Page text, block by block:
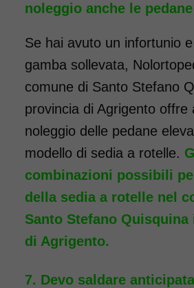
Noleggio sedia a
passaggio da porte e
noleggio anche le
Se hai avuto un infortunio
gamba sollevata,
comune di Santo Stefano
provincia di Agrigento offre
noleggio delle pedane
modello di sedia a rotelle.
combinazioni possibili
della sedia a rotelle nel
Santo Stefano
di Agrigento.
Devo saldare